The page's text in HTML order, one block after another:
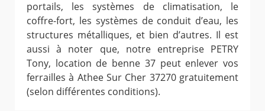
portails, les systèmes de climatisation, le
coffre-fort, les systèmes de conduit d’eau, les
structures métalliques, et bien d’autres. Il est
aussi à noter que, notre entreprise PETRY
Tony, location de benne 37 peut enlever vos
ferrailles à Athee Sur Cher 37270 gratuitement
(selon différentes conditions).